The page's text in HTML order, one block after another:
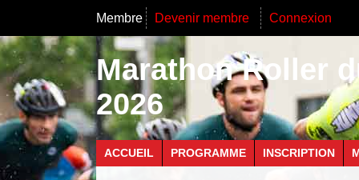
Membre Devenir membre Connexion
Marathon Roller
2026
ACCUEIL PROGRAMME INSCRIPTION